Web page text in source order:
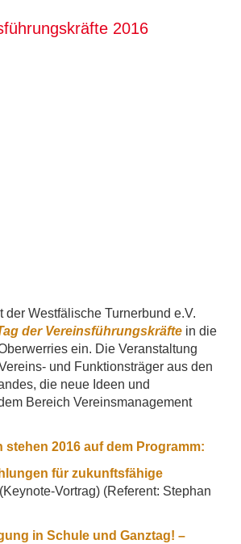
2016
der Westfälische Turnerbund e.V.
der Vereinsführungskräfte in die
ein. Die Veranstaltung
und Funktionsträger aus den
die neue Ideen und
Bereich Vereinsmanagement
stehen 2016 auf dem Programm:
für zukunftsfähige
(Keynote-Vortrag) (Referent: Stephan
in Schule und Ganztag! –